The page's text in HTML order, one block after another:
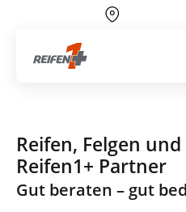
Reifen, Felgen
Reifen1+ Partner
Gut beraten – gut